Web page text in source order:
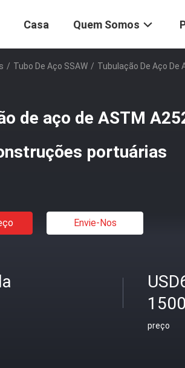
Casa Quem Somos
/ Tubo De Aço SSAW / Tubulação De Aço
de aço de ASTM
portuárias
Envie-Nos
preço